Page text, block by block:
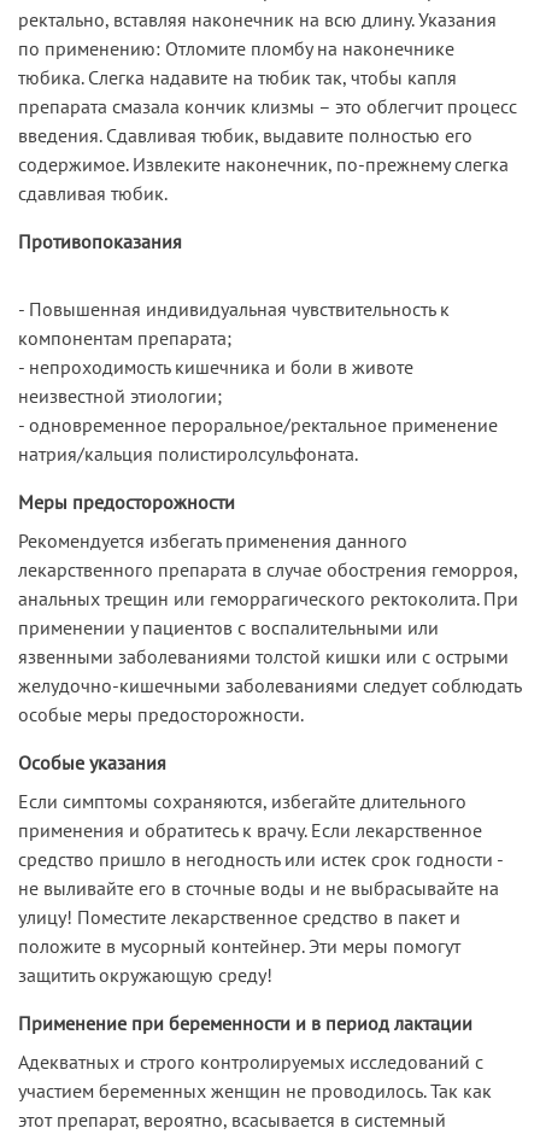
ректально, вставляя наконечник на всю длину. Указания
по применению: Отломите пломбу на наконечнике
тюбика. Слегка надавите на тюбик так, чтобы капля
препарата смазала кончик клизмы – это облегчит процесс
введения. Сдавливая тюбик, выдавите полностью его
содержимое. Извлеките наконечник, по-прежнему слегка
сдавливая тюбик.
Противопоказания
- Повышенная индивидуальная чувствительность к
компонентам препарата;
- непроходимость кишечника и боли в животе
неизвестной этиологии;
- одновременное пероральное/ректальное применение
натрия/кальция полистиролсульфоната.
Меры предосторожности
Рекомендуется избегать применения данного
лекарственного препарата в случае обострения геморроя,
анальных трещин или геморрагического ректоколита. При
применении у пациентов с воспалительными или
язвенными заболеваниями толстой кишки или с острыми
желудочно-кишечными заболеваниями следует соблюдать
особые меры предосторожности.
Особые указания
Если симптомы сохраняются, избегайте длительного
применения и обратитесь к врачу. Если лекарственное
средство пришло в негодность или истек срок годности -
не выливайте его в сточные воды и не выбрасывайте на
улицу! Поместите лекарственное средство в пакет и
положите в мусорный контейнер. Эти меры помогут
защитить окружающую среду!
Применение при беременности и в период лактации
Адекватных и строго контролируемых исследований с
участием беременных женщин не проводилось. Так как
этот препарат, вероятно, всасывается в системный